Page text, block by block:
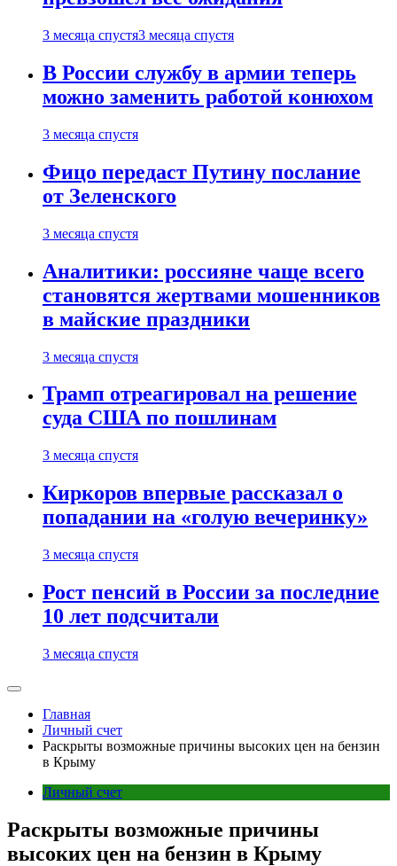
3 месяца спустя3 месяца спустя
В России службу в армии теперь
можно заменить работой конюхом
3 месяца спустя
Фицо передаст Путину послание
от Зеленского
3 месяца спустя
Аналитики: россияне чаще всего
становятся жертвами мошенников
в майские праздники
3 месяца спустя
Трамп отреагировал на решение
суда США по пошлинам
3 месяца спустя
Киркоров впервые рассказал о
попадании на «голую вечеринку»
3 месяца спустя
Рост пенсий в России за последние
10 лет подсчитали
3 месяца спустя
Главная
Личный счет
Раскрыты возможные причины высоких цен на бензин
в Крыму
Личный счет
Раскрыты возможные причины
высоких цен на бензин в Крыму